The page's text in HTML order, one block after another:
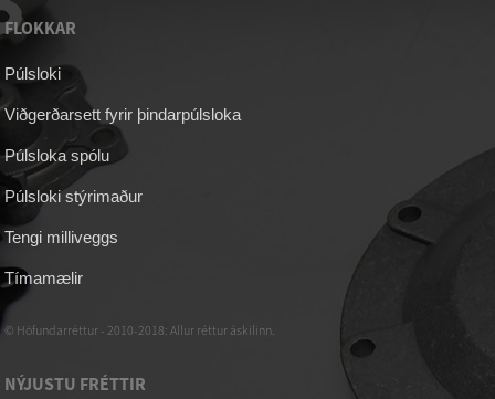
FLOKKAR
Púlsloki
Viðgerðarsett fyrir þindarpúlsloka
Púlsloka spólu
Púlsloki stýrimaður
Tengi milliveggs
Tímamælir
© Höfundarréttur - 2010-2018: Allur réttur áskilinn.
NÝJUSTU FRÉTTIR